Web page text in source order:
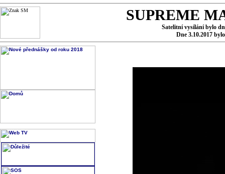
SUPREME
Satelitní vysílání bylo
Dne 3.10.2017